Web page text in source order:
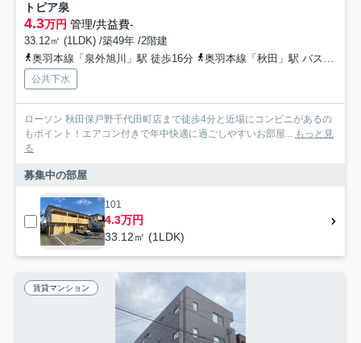
トピア泉
4.3万円 管理/共益費-
33.12㎡ (1LDK) /築49年 /2階建
奥羽本線「泉外旭川」駅 徒歩16分
奥羽本線「秋田」駅 バス15分 秋田中央交通「泉南三丁目」 停歩5分
公共下水
ローソン 秋田保戸野千代田町店まで徒歩4分と近場にコンビニがあるの
もポイント！エアコン付きで年中快適に過ごしやすいお部屋... もっと見
る
募集中の部屋
101
4.3万円
33.12㎡ (1LDK)
賃貸マンション